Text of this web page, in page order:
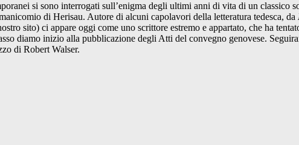
si sono interrogati sull’enigma degli ultimi anni di vita di un classico
di Herisau. Autore di alcuni capolavori della letteratura tedesca, da
sito) ci appare oggi come uno scrittore estremo e appartato, che ha
diamo inizio alla pubblicazione degli Atti del convegno genovese.
di Robert Walser.